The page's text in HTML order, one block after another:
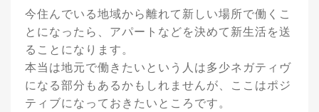
今住んでいる地域から離れて新しい場所で働くこ
とになったら、アパートなどを決めて新生活を送
ることになります。
本当は地元で働きたいという人は多少ネガティヴ
になる部分もあるかもしれませんが、ここはポジ
ティブになっておきたいところです。